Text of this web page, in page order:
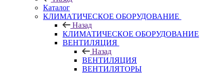
Каталог
КЛИМАТИЧЕСКОЕ ОБОРУДОВАНИЕ
Назад
КЛИМАТИЧЕСКОЕ ОБОРУДОВАНИЕ
ВЕНТИЛЯЦИЯ
Назад
ВЕНТИЛЯЦИЯ
ВЕНТИЛЯТОРЫ